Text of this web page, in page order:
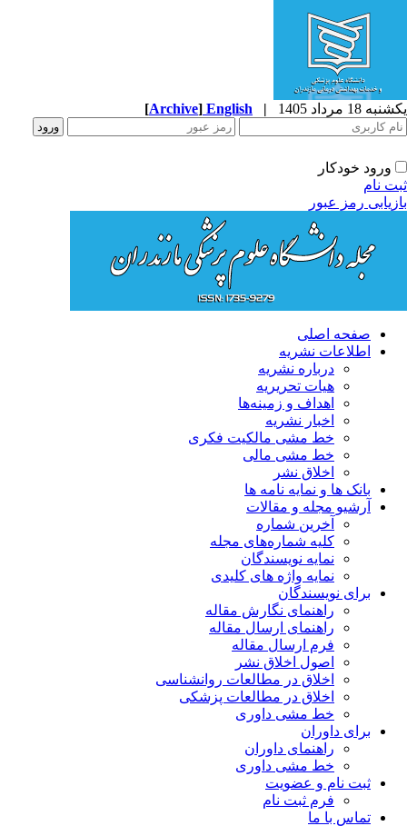
18 مرداد 1405 |
English
[Archive]
ورود خودکار
نام
رمز عبور
صفحه اصلی
اطلاعات نشریه
درباره نشریه
هیات تحریریه
اهداف و زمینه‌ها
اخبار نشریه
خط مشی مالکیت فکری
خط مشی مالی
اخلاق نشر
بانک ها و نمایه نامه ها
آرشیو مجله و مقالات
آخرین شماره
کلیه شماره‌های مجله
نمایه نویسندگان
نمایه واژه های کلیدی
برای نویسندگان
راهنمای نگارش مقاله
راهنمای ارسال مقاله
فرم ارسال مقاله
اصول اخلاق نشر
اخلاق در مطالعات روانشناسی
اخلاق در مطالعات پزشکی
خط مشی داوری
برای داوران
راهنمای داوران
خط مشی داوری
ثبت نام و عضویت
فرم ثبت نام
تماس با ما